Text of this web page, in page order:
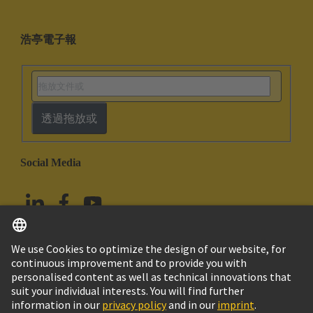
浩亭電子報
透過拖放或
Social Media
中國香港 繁体中文